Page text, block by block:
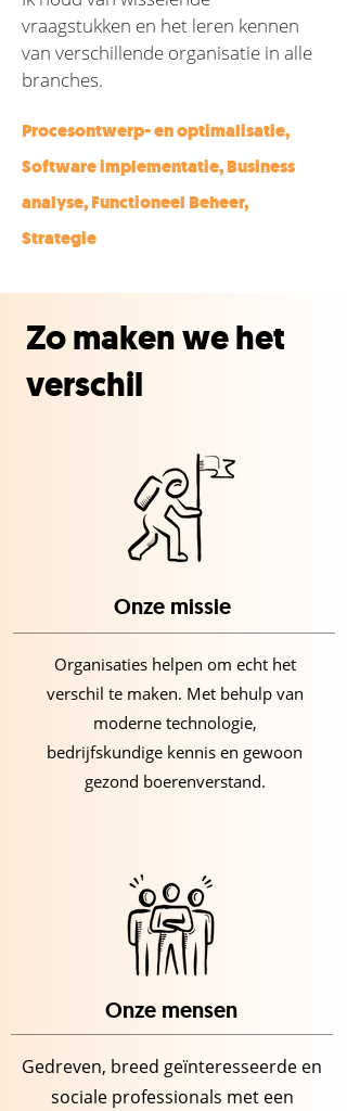
vraagstukken en het leren kennen
van verschillende organisatie in alle
branches.
Procesontwerp- en optimalisatie,
Software implementatie, Business
analyse, Functioneel Beheer,
Strategie
Zo maken we het
verschil
Onze missie
Organisaties helpen om echt het
verschil te maken. Met behulp van
moderne technologie,
bedrijfskundige kennis en gewoon
gezond boerenverstand.
Onze mensen
Gedreven, breed geïnteresseerde en
sociale professionals met een